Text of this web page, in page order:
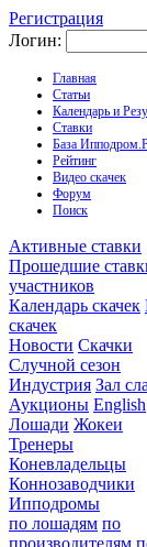
Регистрация
Логин:
Главная
Статьи
Календарь и
Ставки
База
Рейтинг
Видео скачек
Форум
Поиск
Активные ставки
Прошедшие
участников
Календарь скачек
скачек
Новости Скачки
Случной сезон
Индустрия Зал
Аукционы English
Лошади Жокеи
Тренеры
Коневладельцы
Коннозаводчики
Ипподромы
по лошадям по
производителям